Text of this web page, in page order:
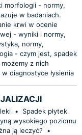
morfologii - normy,
w badaniach.
krwi w ocenie
- wyniki i normy,
normy,
- czym jest, spadek
z nich
diagnostyce łysienia
•
Spadek płytek
wysokiego poziomu
ją leczyć?
•